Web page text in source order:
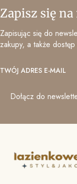
Zapisz się
Zapisując się do
zakupy, a także
TWÓJ ADRES E-MAIL
Dołącz do